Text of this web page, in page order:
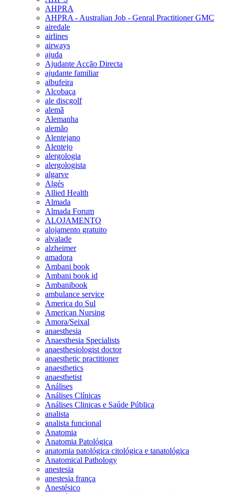
AHPRA
AHPRA - Australian Job - Genral Practitioner GMC
airedale
airlines
airways
ajuda
Ajudante Acção Directa
ajudante familiar
albufeira
Alcobaça
ale discgolf
alemã
Alemanha
alemão
Alentejano
Alentejo
alergologia
alergologista
algarve
Algés
Allied Health
Almada
Almada Forum
ALOJAMENTO
alojamento gratuito
alvalade
alzheimer
amadora
Ambani book
Ambani book id
Ambanibook
ambulance service
America do Sul
American Nursing
Amora/Seixal
anaesthesia
Anaesthesia Specialists
anaesthesiologist doctor
anaesthetic practitioner
anaesthetics
anaesthetist
Análises
Análises Clínicas
Análises Clinicas e Saúde Pública
analista
analista funcional
Anatomia
Anatomia Patológica
anatomia patológica citológica e tanatológica
Anatomical Pathology
anestesia
anestesia frança
Anestésico